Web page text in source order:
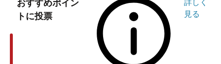
おすすめポイン
トに投票
詳しく
見る